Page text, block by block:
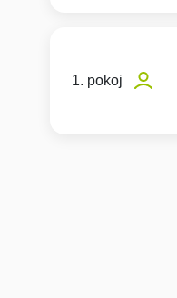
1. pokoj